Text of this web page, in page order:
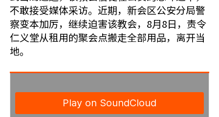
不敢接受媒体采访。近期，新会区公安分局警
察变本加厉，继续迫害该教会，8月8日，责令
仁义堂从租用的聚会点搬走全部用品，离开当
地。